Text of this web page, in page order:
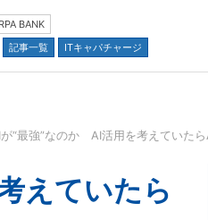
RPA BANK
記事一覧 ITキャパチャージ
並び順：
が“最強”なのか AI活用を考えていた
えていたら